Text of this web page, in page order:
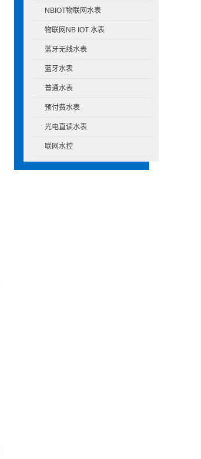
NBIOT物联网水表
物联网NB IOT 水表
蓝牙无线水表
蓝牙水表
普通水表
预付费水表
光电直读水表
联网水控